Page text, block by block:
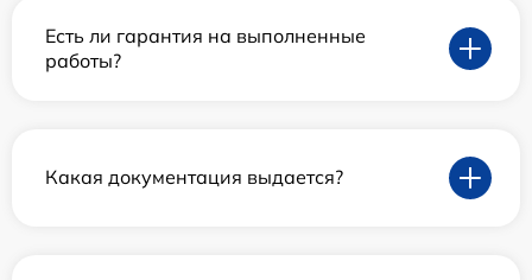
Есть ли гарантия на выполненные
работы?
Какая документация выдается?